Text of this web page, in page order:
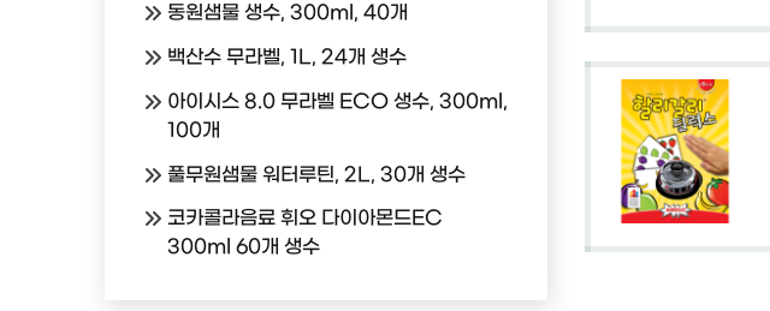
동원샘물 생수, 300ml, 40개
백산수 무라벨, 1L, 24개 생수
아이시스 8.0 무라벨 ECO 생수, 300ml,
100개
풀무원샘물 워터루틴, 2L, 30개 생수
코카콜라음료 휘오 다이아몬드EC
300ml 60개 생수